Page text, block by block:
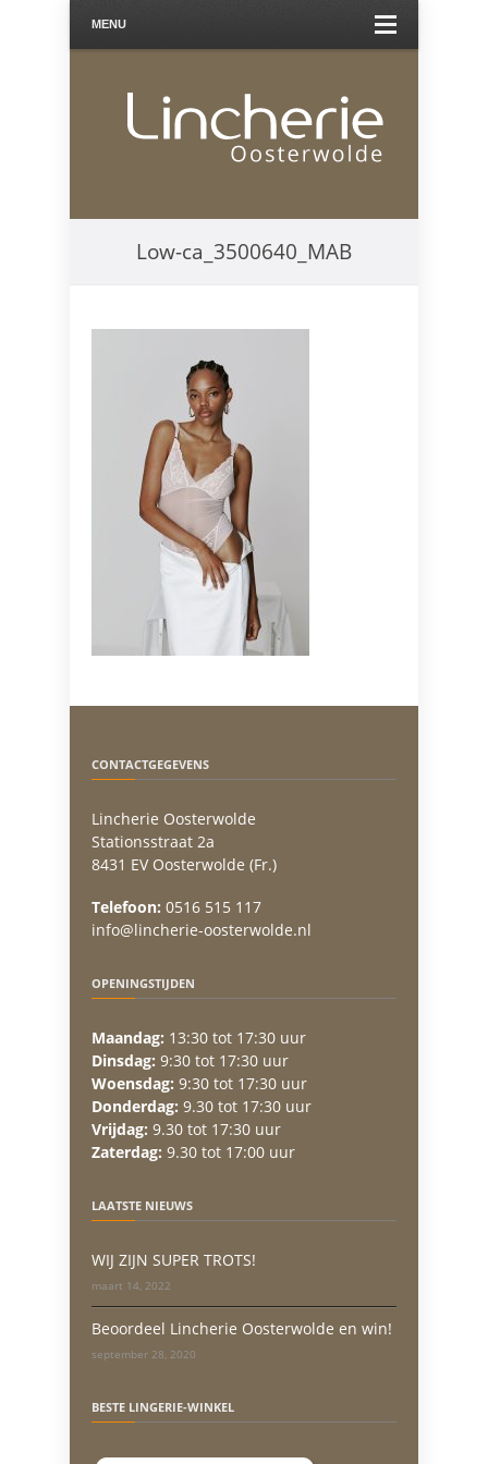
MENU
Low-ca_3500640_MAB
CONTACTGEGEVENS
Lincherie Oosterwolde
Stationsstraat 2a
8431 EV Oosterwolde (Fr.)
Telefoon: 0516 515 117
info@lincherie-oosterwolde.nl
OPENINGSTIJDEN
Maandag: 13:30 tot 17:30 uur
Dinsdag: 9:30 tot 17:30 uur
Woensdag: 9:30 tot 17:30 uur
Donderdag: 9.30 tot 17:30 uur
Vrijdag: 9.30 tot 17:30 uur
Zaterdag: 9.30 tot 17:00 uur
LAATSTE NIEUWS
WIJ ZIJN SUPER TROTS!
maart 14, 2022
Beoordeel Lincherie Oosterwolde en win!
september 28, 2020
BESTE LINGERIE-WINKEL